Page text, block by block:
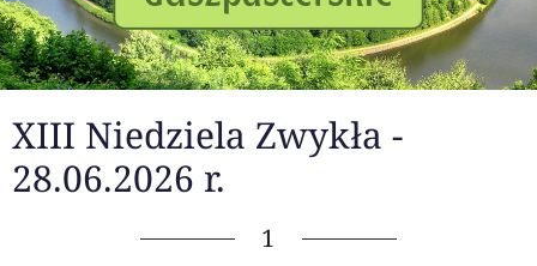
XIII Niedziela Zwykła -
28.06.2026 r.
1